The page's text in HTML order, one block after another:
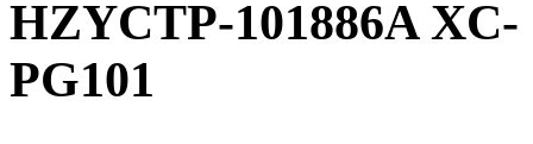
HZYCTP-101886A XC-
PG101